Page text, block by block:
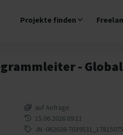
Projekte finden
-
auf Anfrage
15.06.2026 09:11
JN -062026-